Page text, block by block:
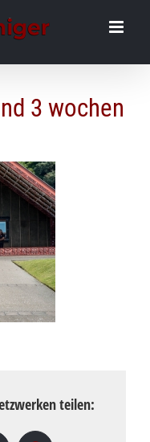
3 wochen
teilen: